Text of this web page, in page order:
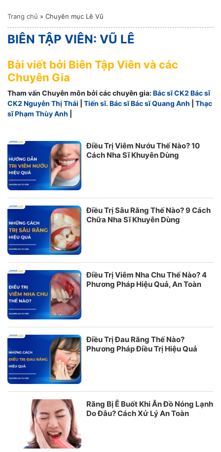
Trang chủ » Chuyên mục Lê Vũ
BIÊN TẬP VIÊN: VŨ LÊ
Bài viết bởi Biên Tập Viên và các
Chuyên Gia
Tham vấn Chuyên môn bởi các chuyên gia:Bác sĩ CK2 Bác sĩ
CK2 Nguyễn Thị Thái
Tiến sĩ. Bác sĩ Bác sĩ Quang Anh
Thạc
sĩ Phạm Thùy Anh
Điều Trị Viêm Nướu Thế Nào? 10
Cách Nha Sĩ Khuyên Dùng
Điều Trị Sâu Răng Thế Nào? 9 Cách
Chữa Nha Sĩ Khuyên Dùng
Điều Trị Viêm Nha Chu Thế Nào? 4
Phương Pháp Hiệu Quả, An Toàn
Điều Trị Đau Răng Thế Nào?
Phương Pháp Điều Trị Hiệu Quả
Răng Bị Ê Buốt Khi Ăn Đồ Nóng Lạnh
Do Đâu? Cách Xử Lý An Toàn